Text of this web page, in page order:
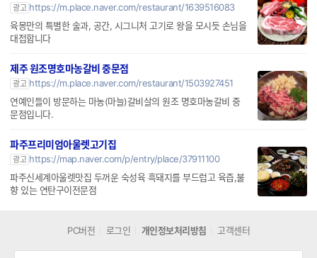
광고 https://m.place.naver.com/restaurant/1639516083
육몽만의 특별한 술과, 공간, 시그니처 고기로 왕을 모시듯 손님을
대접합니다
제주 원조명호마농갈비 중문점
광고 https://m.place.naver.com/restaurant/1503927451
연예인들이 방문하는 마농(마늘)갈비살의 원조 명호마농갈비 중
문점입니다.
파주프리미엄아울렛고기집
광고 https://map.naver.com/p/entry/place/37911100
파주신세계아울렛맛집 두꺼운 숙성육 흑돼지를 부드럽고 육즙,불
향 있는 연탄구이전문점
PC버전 로그인 개인정보처리방침 고객센터